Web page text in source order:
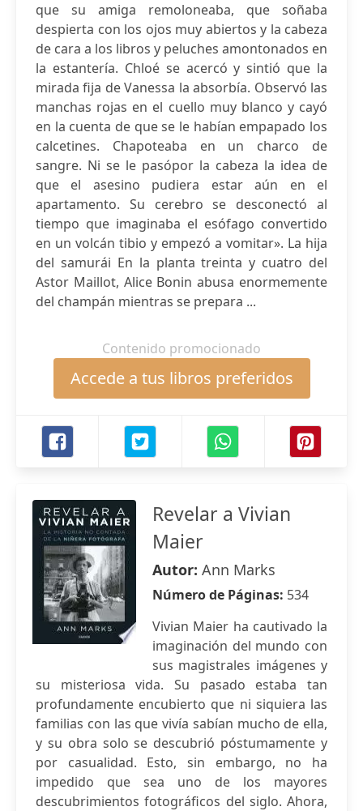
que su amiga remoloneaba, que soñaba
despierta con los ojos muy abiertos y la cabeza
de cara a los libros y peluches amontonados en
la estantería. Chloé se acercó y sintió que la
mirada fija de Vanessa la absorbía. Observó las
manchas rojas en el cuello muy blanco y cayó
en la cuenta de que se le habían empapado los
calcetines. Chapoteaba en un charco de
sangre. Ni se le pasópor la cabeza la idea de
que el asesino pudiera estar aún en el
apartamento. Su cerebro se desconectó al
tiempo que imaginaba el esófago convertido
en un volcán tibio y empezó a vomitar». La hija
del samurái En la planta treinta y cuatro del
Astor Maillot, Alice Bonin abusa enormemente
del champán mientras se prepara ...
Contenido promocionado
Accede a tus libros preferidos
Revelar a Vivian
Maier
Autor: Ann Marks
Número de Páginas: 534
Vivian Maier ha cautivado la
imaginación del mundo con
sus magistrales imágenes y
su misteriosa vida. Su pasado estaba tan
profundamente encubierto que ni siquiera las
familias con las que vivía sabían mucho de ella,
y su obra solo se descubrió póstumamente y
por casualidad. Esto, sin embargo, no ha
impedido que sea uno de los mayores
descubrimientos fotográficos del siglo. Ahora,